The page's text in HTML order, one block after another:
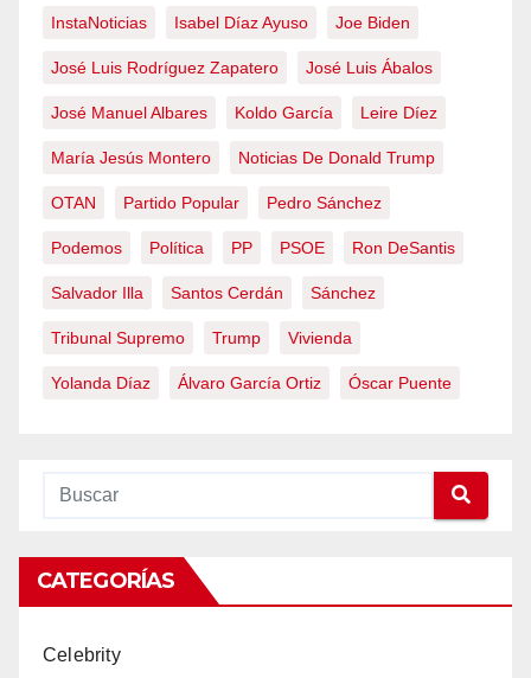
InstaNoticias Isabel Díaz Ayuso Joe Biden
José Luis Rodríguez Zapatero José Luis Ábalos
José Manuel Albares Koldo García Leire Díez
María Jesús Montero Noticias De Donald Trump
OTAN Partido Popular Pedro Sánchez
Podemos Política PP PSOE Ron DeSantis
Salvador Illa Santos Cerdán Sánchez
Tribunal Supremo Trump Vivienda
Yolanda Díaz Álvaro García Ortiz Óscar Puente
CATEGORÍAS
Celebrity